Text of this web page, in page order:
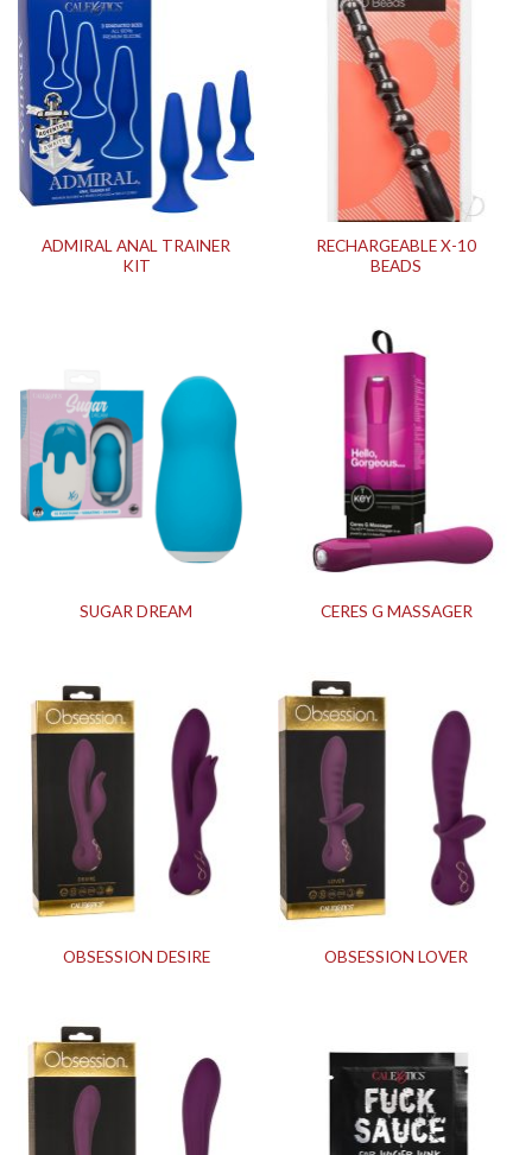
ADMIRAL ANAL TRAINER
KIT
RECHARGEABLE X-10
BEADS
SUGAR DREAM CERES G MASSAGER
OBSESSION DESIRE OBSESSION LOVER